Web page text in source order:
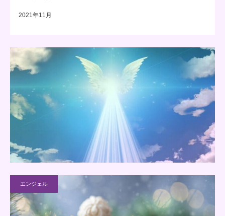
2021年11月
エンジェル